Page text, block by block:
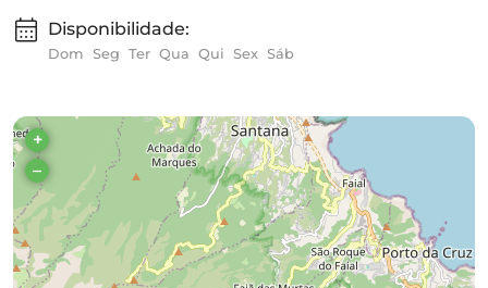
Disponibilidade:
Dom Seg Ter Qua Qui Sex Sáb
+
–